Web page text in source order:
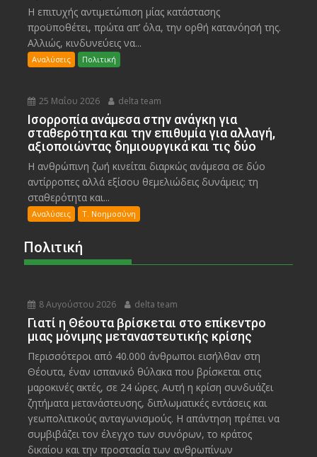
Η επιτυχής αντιμετώπιση μίας κατάστασης
προϋποθέτει, πρώτα απ’ όλα, την ορθή κατανόησή της.
Αλλιώς, κινδυνεύεις να...
Αναλύσεις Πολιτική
25 Μαΐου 2026 delta team
Ισορροπία ανάμεσα στην ανάγκη για
σταθερότητα και την επιθυμία για αλλαγή,
αξιοποιώντας δημιουργικά και τις δύο
Η ανθρώπινη ζωή κινείται διαρκώς ανάμεσα σε δύο
αντίρροπες αλλά εξίσου θεμελιώδεις δυνάμεις: τη
σταθερότητα και...
Αναλύσεις Τ. Νοημοσύνη
Πολιτική
8 Αυγούστου 2026 delta team
Γιατί η Θέουτα βρίσκεται στο επίκεντρο
μιας μόνιμης μεταναστευτικής κρίσης
Περισσότεροι από 40.000 άνθρωποι εισήλθαν στη
Θέουτα, έναν ισπανικό θύλακα που βρίσκεται στις
μαροκινές ακτές, σε 24 ώρες. Αυτή η κρίση συνδυάζει
ζητήματα μετανάστευσης, διπλωματικές εντάσεις και
γεωπολιτικούς ανταγωνισμούς. Η απάντηση πρέπει να
συμβιβάζει τον έλεγχο των συνόρων, το κράτος
δικαίου και την προστασία των ανθρωπίνων